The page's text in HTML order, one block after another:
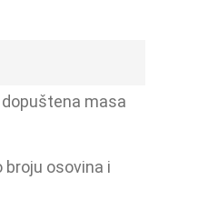
masa
broju osovina i